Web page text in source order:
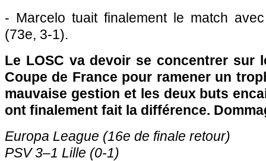
- Marcelo tuait finalement le match
(73e, 3-1).
Le LOSC va devoir se concentrer sur
Coupe de France pour ramener un
mauvaise gestion et les deux buts
ont finalement fait la différence.
Europa League (16e de finale retour)
PSV 3–1 Lille (0-1)